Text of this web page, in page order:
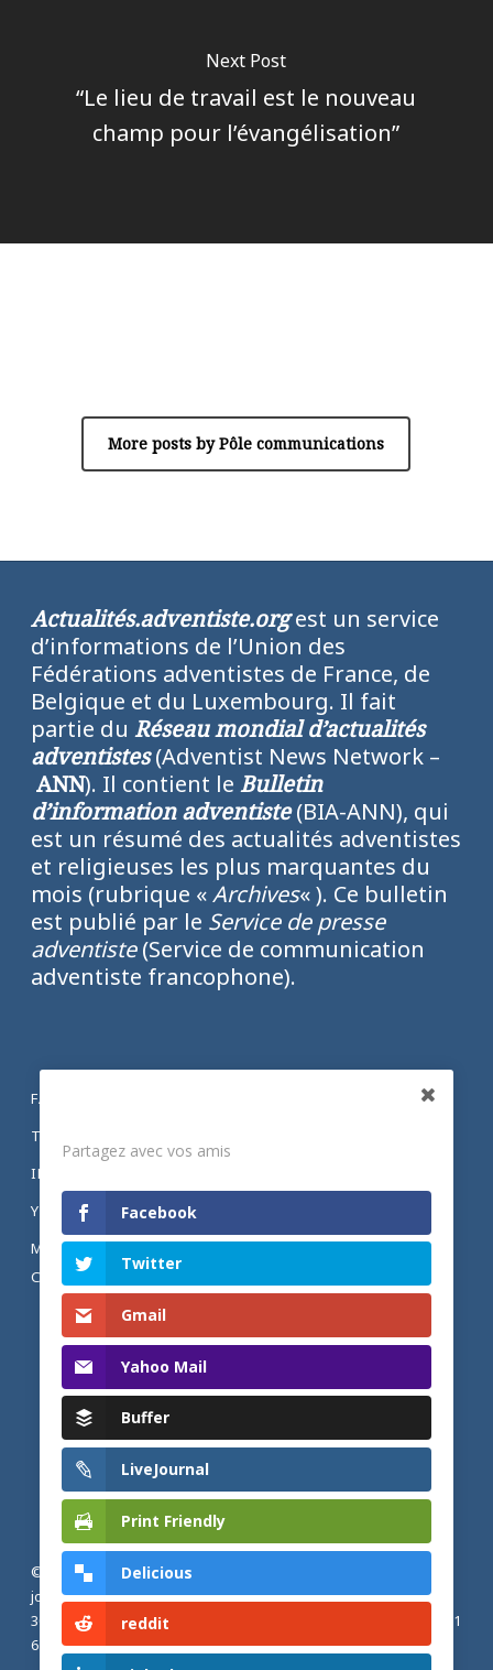
Next Post
“Le lieu de travail est le nouveau
champ pour l’évangélisation”
More posts by Pôle communications
Actualités.adventiste.orgest un service
d’informations de l’Union des
Fédérations adventistes de France, de
Belgique et du Luxembourg. Il fait
partie du Réseau mondial d’actualités
adventistes(Adventist News Network –
ANN). Il contient le Bulletin
d’information adventiste(BIA-ANN), qui
est un résumé des actualités adventistes
et religieuses les plus marquantes du
mois (rubrique «Archives« ). Ce bulletin
est publié par le Service de presse
adventiste(Service de communication
adventiste francophone).
FACEBOOK
TWITTER
INSTAGRAM
YOUTUBE
MENTIONS LÉGALES ET POLITIQUE DE
CONFIDENTIALITÉ
© 2026 Actualités adventistes. Église adventiste du septième
jour de France métropolitaine, de Belgique et du Luxembourg.
30, Avenue Émile Zola, 77190 Dammarie Les Lys, France |
+33 (0) 1
64 79 87 00
Partagez avec vos amis
Facebook
Twitter
Gmail
Yahoo Mail
Buffer
LiveJournal
Print Friendly
Delicious
reddit